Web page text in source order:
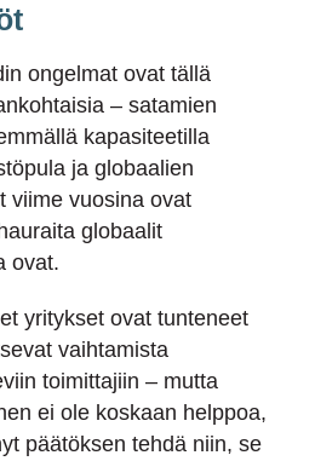
ongelmat ovat tällä
– satamien
kapasiteetilla
ja globaalien
viime vuosina ovat
globaalit
ovat.
yritykset ovat tunteneet
vaihtamista
toimittajiin – mutta
ei ole koskaan helppoa,
päätöksen tehdä niin, se